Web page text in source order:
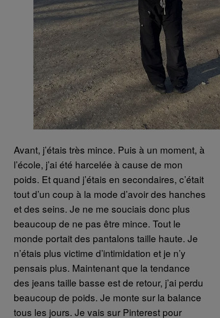
Avant, j’étais très mince. Puis à un moment, à
l’école, j’ai été harcelée à cause de mon
poids. Et quand j’étais en secondaires, c’était
tout d’un coup à la mode d’avoir des hanches
et des seins. Je ne me souciais donc plus
beaucoup de ne pas être mince. Tout le
monde portait des pantalons taille haute. Je
n’étais plus victime d’intimidation et je n’y
pensais plus. Maintenant que la tendance
des jeans taille basse est de retour, j’ai perdu
beaucoup de poids. Je monte sur la balance
tous les jours. Je vais sur Pinterest pour